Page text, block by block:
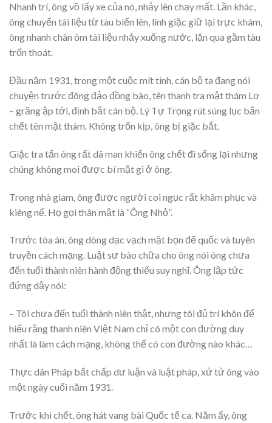
Nhanh trí, ông vồ lấy xe của nó, nhảy lên chạy mất. Lần khác,
ông chuyển tài liệu từ tàu biển lên, lính giặc giữ lại trực khám,
ông nhanh chân ôm tài liệu nhảy xuống nước, lặn qua gầm tàu
trốn thoát.
Đầu năm 1931, trong một cuộc mít tinh, cán bộ ta đang nói
chuyện trước đông đảo đồng bào, tên thanh tra mật thám Lơ
– grăng ập tới, định bắt cán bộ. Lý Tự Trọng rút súng lục bắn
chết tên mật thám. Không trốn kịp, ông bị giặc bắt.
Giặc tra tấn ông rất dã man khiến ông chết đi sống lại nhưng
chúng không moi được bí mật gì ở ông.
Trong nhà giam, ông được người coi ngục rất khâm phục và
kiêng nể. Họ gọi thân mật là “Ông Nhỏ”.
Trước tòa án, ông dõng dạc vạch mặt bọn đế quốc và tuyên
truyền cách mạng. Luật sư bào chữa cho ông nói ông chưa
đến tuổi thành niên hành động thiếu suy nghĩ. Ông lập tức
đứng dậy nói:
– Tôi chưa đến tuổi thành niên thật, nhưng tôi đủ trí khôn để
hiểu rằng thanh niên Việt Nam chỉ có một con đường duy
nhất là làm cách mạng, không thể có con đường nào khác…
Thực dân Pháp bất chấp dư luận và luật pháp, xử tử ông vào
một ngày cuối năm 1931.
Trước khi chết, ông hát vang bài Quốc tế ca. Năm ấy, ông